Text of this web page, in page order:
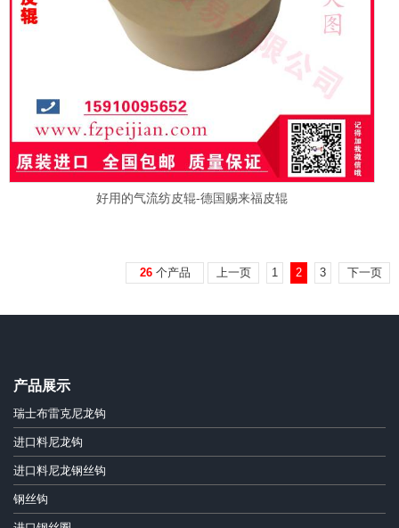
好用的气流纺皮辊-德国赐来福皮辊
26个产品 上一页 1 2 3 下一页
产品展示
瑞士布雷克尼龙钩
进口料尼龙钩
进口料尼龙钢丝钩
钢丝钩